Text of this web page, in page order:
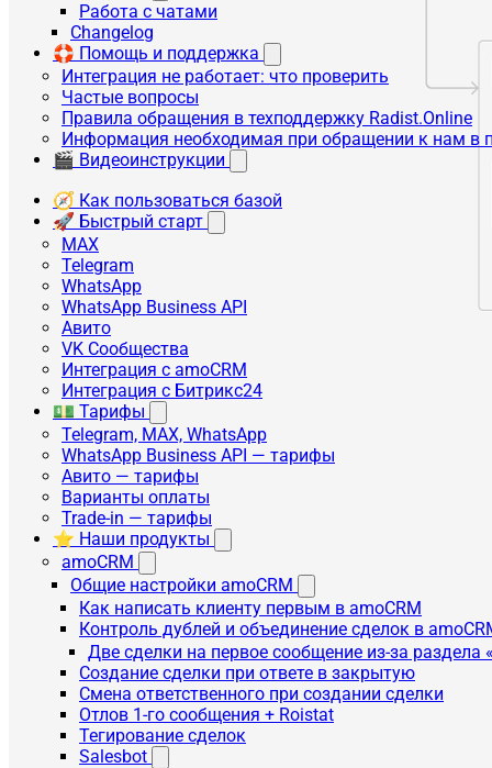
Работа с чатами
Changelog
🛟 Помощь и поддержка
Интеграция не работает: что проверить
Частые вопросы
Правила обращения в техподдержку Radist.Online
Информация необходимая при обращении к нам в
🎬 Видеоинструкции
🧭 Как пользоваться базой
🚀 Быстрый старт
MAX
Telegram
WhatsApp
WhatsApp Business API
Авито
VK Сообщества
Интеграция с amoCRM
Интеграция с Битрикс24
💵 Тарифы
Telegram, MAX, WhatsApp
WhatsApp Business API — тарифы
Авито — тарифы
Варианты оплаты
Trade-in — тарифы
⭐ Наши продукты
amoCRM
Общие настройки amoCRM
Как написать клиенту первым в amoCRM
Контроль дублей и объединение сделок в
Две сделки на первое сообщение из-за раздела
Создание сделки при ответе в закрытую
Смена ответственного при создании сделки
Отлов 1-го сообщения + Roistat
Тегирование сделок
Salesbot